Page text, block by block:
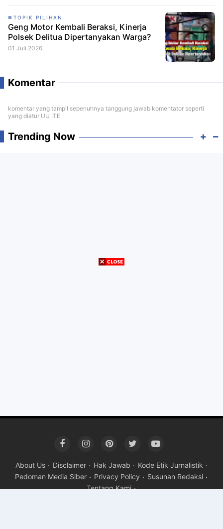
TOPIK PILIHAN
Geng Motor Kembali Beraksi, Kinerja
Polsek Delitua Dipertanyakan Warga?
01 Juli 2026
Komentar
komentar yang tampil sepenuhnya tanggung jawab komentator seperti
yang diatur UU ITE
Trending Now
About Us Disclaimer Hak Jawab
Kode Etik Jurnalistik
Pedoman Media Siber
Privacy Policy
Susunan Redaksi
Tentang Kami